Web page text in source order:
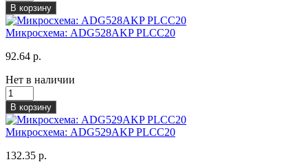
В корзину
Микросхема: ADG528AKP PLCC20
92.64 р.
Нет в наличии
В корзину
Микросхема: ADG529AKP PLCC20
132.35 р.